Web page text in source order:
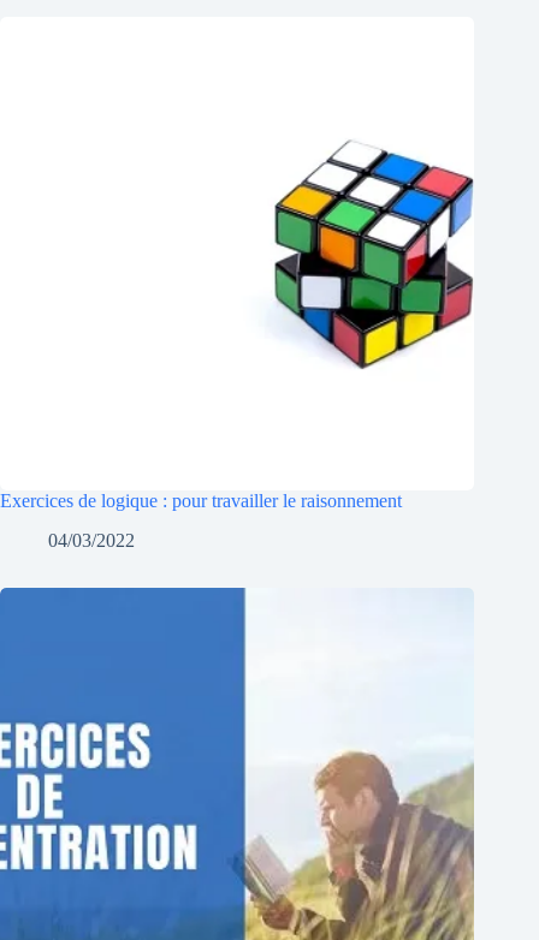
Exercices de logique : pour travailler le raisonnement
04/03/2022